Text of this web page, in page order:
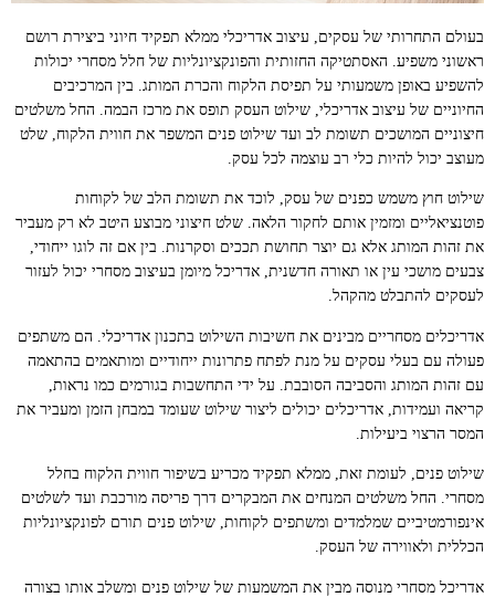
בעולם התחרותי של עסקים, עיצוב אדריכלי ממלא תפקיד חיוני ביצירת רושם
ראשוני משפיע. האסתטיקה החזותית והפונקציונליות של חלל מסחרי יכולות
להשפיע באופן משמעותי על תפיסת הלקוח והכרת המותג. בין המרכיבים
החיוניים של עיצוב אדריכלי, שילוט העסק תופס את מרכז הבמה. החל משלטים
חיצוניים המושכים תשומת לב ועד שילוט פנים המשפר את חווית הלקוח, שלט
מעוצב יכול להיות כלי רב עוצמה לכל עסק.
שילוט חוץ משמש כפנים של עסק, לוכד את תשומת הלב של לקוחות
פוטנציאליים ומזמין אותם לחקור הלאה. שלט חיצוני מבוצע היטב לא רק מעביר
את זהות המותג אלא גם יוצר תחושת תככים וסקרנות. בין אם זה לוגו ייחודי,
צבעים מושכי עין או תאורה חדשנית, אדריכל מיומן בעיצוב מסחרי יכול לעזור
לעסקים להתבלט מהקהל.
אדריכלים מסחריים מבינים את חשיבות השילוט בתכנון אדריכלי. הם משתפים
פעולה עם בעלי עסקים על מנת לפתח פתרונות ייחודיים ומותאמים בהתאמה
עם זהות המותג והסביבה הסובבת. על ידי התחשבות בגורמים כמו נראות,
קריאה ועמידות, אדריכלים יכולים ליצור שילוט שעומד במבחן הזמן ומעביר את
המסר הרצוי ביעילות.
שילוט פנים, לעומת זאת, ממלא תפקיד מכריע בשיפור חווית הלקוח בחלל
מסחרי. החל משלטים המנחים את המבקרים דרך פריסה מורכבת ועד לשלטים
אינפורמטיביים שמלמדים ומשתפים לקוחות, שילוט פנים תורם לפונקציונליות
הכללית ולאווירה של העסק.
אדריכל מסחרי מנוסה מבין את המשמעות של שילוט פנים ומשלב אותו בצורה